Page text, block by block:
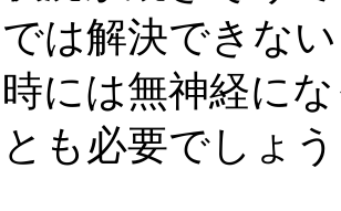
では解決できな
時には無神経に
とも必要でしょ